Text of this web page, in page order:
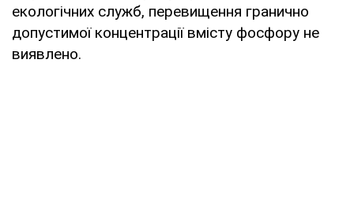
екологічних служб, перевищення гранично
допустимої концентрації вмісту фосфору не
виявлено.